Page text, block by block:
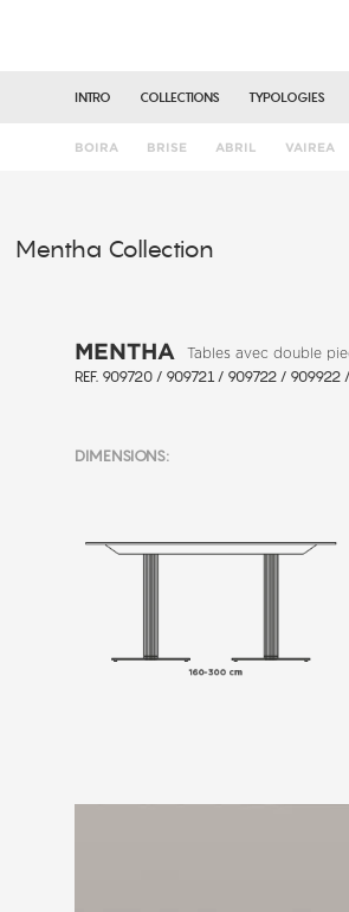
INTRO COLLECTIONS
BOIRA BRISE ABRIL VAIREA
TYPOLOGIES
Mentha Collection
MENTHA Tables avec double
REF. 909720 / 909721 / 909722 / 909922
DIMENSIONS: